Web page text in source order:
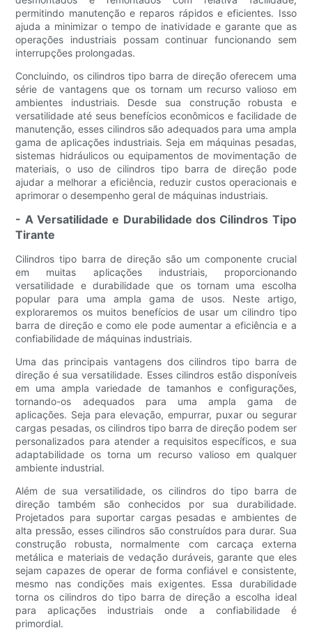
permitindo manutenção e reparos rápidos e eficientes. Isso
ajuda a minimizar o tempo de inatividade e garante que as
operações industriais possam continuar funcionando sem
interrupções prolongadas.
Concluindo, os cilindros tipo barra de direção oferecem uma
série de vantagens que os tornam um recurso valioso em
ambientes industriais. Desde sua construção robusta e
versatilidade até seus benefícios econômicos e facilidade de
manutenção, esses cilindros são adequados para uma ampla
gama de aplicações industriais. Seja em máquinas pesadas,
sistemas hidráulicos ou equipamentos de movimentação de
materiais, o uso de cilindros tipo barra de direção pode
ajudar a melhorar a eficiência, reduzir custos operacionais e
aprimorar o desempenho geral de máquinas industriais.
- A Versatilidade e Durabilidade dos Cilindros Tipo
Tirante
Cilindros tipo barra de direção são um componente crucial
em muitas aplicações industriais, proporcionando
versatilidade e durabilidade que os tornam uma escolha
popular para uma ampla gama de usos. Neste artigo,
exploraremos os muitos benefícios de usar um cilindro tipo
barra de direção e como ele pode aumentar a eficiência e a
confiabilidade de máquinas industriais.
Uma das principais vantagens dos cilindros tipo barra de
direção é sua versatilidade. Esses cilindros estão disponíveis
em uma ampla variedade de tamanhos e configurações,
tornando-os adequados para uma ampla gama de
aplicações. Seja para elevação, empurrar, puxar ou segurar
cargas pesadas, os cilindros tipo barra de direção podem ser
personalizados para atender a requisitos específicos, e sua
adaptabilidade os torna um recurso valioso em qualquer
ambiente industrial.
Além de sua versatilidade, os cilindros do tipo barra de
direção também são conhecidos por sua durabilidade.
Projetados para suportar cargas pesadas e ambientes de
alta pressão, esses cilindros são construídos para durar. Sua
construção robusta, normalmente com carcaça externa
metálica e materiais de vedação duráveis, garante que eles
sejam capazes de operar de forma confiável e consistente,
mesmo nas condições mais exigentes. Essa durabilidade
torna os cilindros do tipo barra de direção a escolha ideal
para aplicações industriais onde a confiabilidade é
primordial.